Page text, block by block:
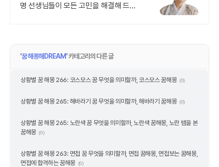
명 선생님들이 모든 고민을 해결해 드립
'꿈 해몽해DREAM' 카테고리의 다른 글
상황별 꿈 해몽 266: 코스모스 꿈 무엇을 의미할까, 코스모스 꿈해몽 (0)
상황별 꿈 해몽 265: 해바라기 꿈 무엇을 의미할까, 해바라기 꿈해몽 (0)
상황별 꿈 해몽 265: 노란색 꿈 무엇을 의미할까, 노란색 꿈해몽, 노란 뱀을 본
꿈해몽 (0)
상황별 꿈 해몽 263: 면접 꿈 무엇을 의미할까, 면접 꿈해몽, 면접보는 꿈해몽,
면접에 합격하는 꿈해몽 (0)